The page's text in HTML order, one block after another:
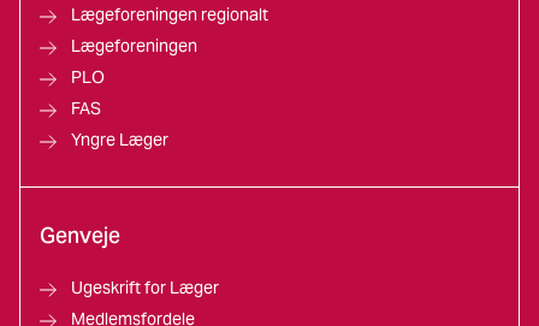
Lægeforeningen regionalt
Lægeforeningen
PLO
FAS
Yngre Læger
Genveje
Ugeskrift for Læger
Medlemsfordele